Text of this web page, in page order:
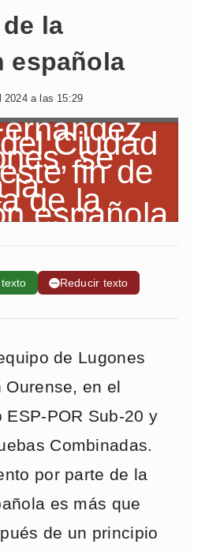
la
española
2024 a las 15:29
➖Reducir texto
de Lugones
en el
ESP-POR Sub-20 y
Combinadas.
por parte de la
es más que
de un principio